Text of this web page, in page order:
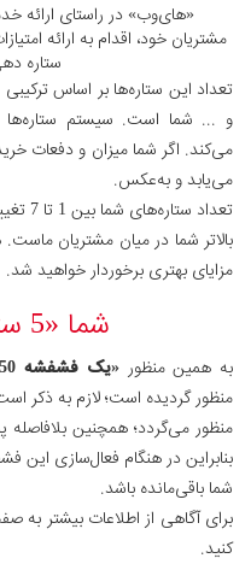
«های‌وب» در راستای ارائه
مشتریان خود، اقدام به ارائه
ستاره
تعداد این ستاره‌ها بر اساس
و ... شما است. سیستم ستاره‌ها
می‌کند. اگر شما میزان و دفعات
می‌یابد و به‌عکس.
بالاتر شما در میان مشتریان
مزایای بهتری برخوردار خواهید شد.
شما «5 ستاره» هستید!
به همین منظور«یک فشفشه 50 گیگ 5 روزه»
منظور گردیده است؛ لازم به ذکر
منظور می‌گردد؛ همچنین
بنابراین در هنگام فعال‌سازی این
شما باقی‌مانده باشد.
برای آگاهی از اطلاعات بیشتر به
کنید.